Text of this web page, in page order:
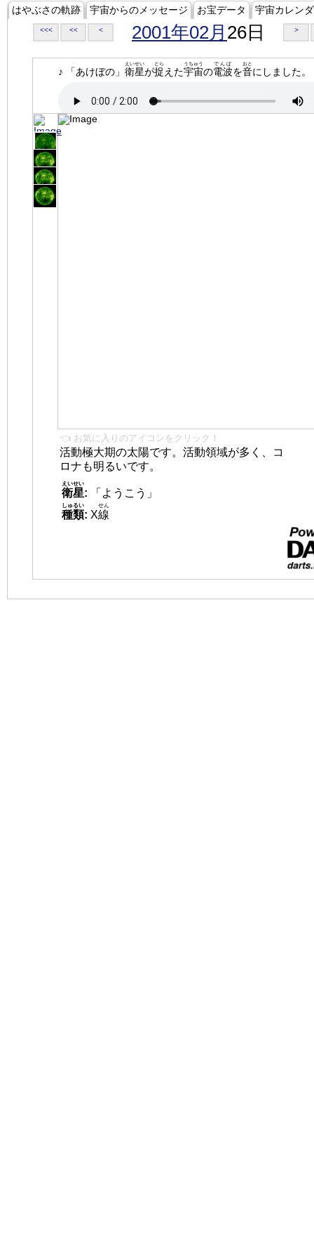
はやぶさの軌跡 宇宙からのメッセージ お宝データ 宇宙カレン
<<< << < 2001年02月 26日 >
♪ 「あけぼの」 衛星
えいせい
が捉
とら
えた宇宙
うちゅう
の電波
でんぱ
を音
おと
にしました。
👈 お気に入りのアイコンをクリック！
活動極大期の太陽です。活動領域が多く、コ
ロナも明るいです。
衛星
えいせい
:
「ようこう」
種類
しゅるい
: X線
せん